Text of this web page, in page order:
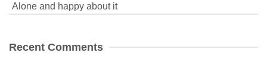
Alone and happy about it
Recent Comments